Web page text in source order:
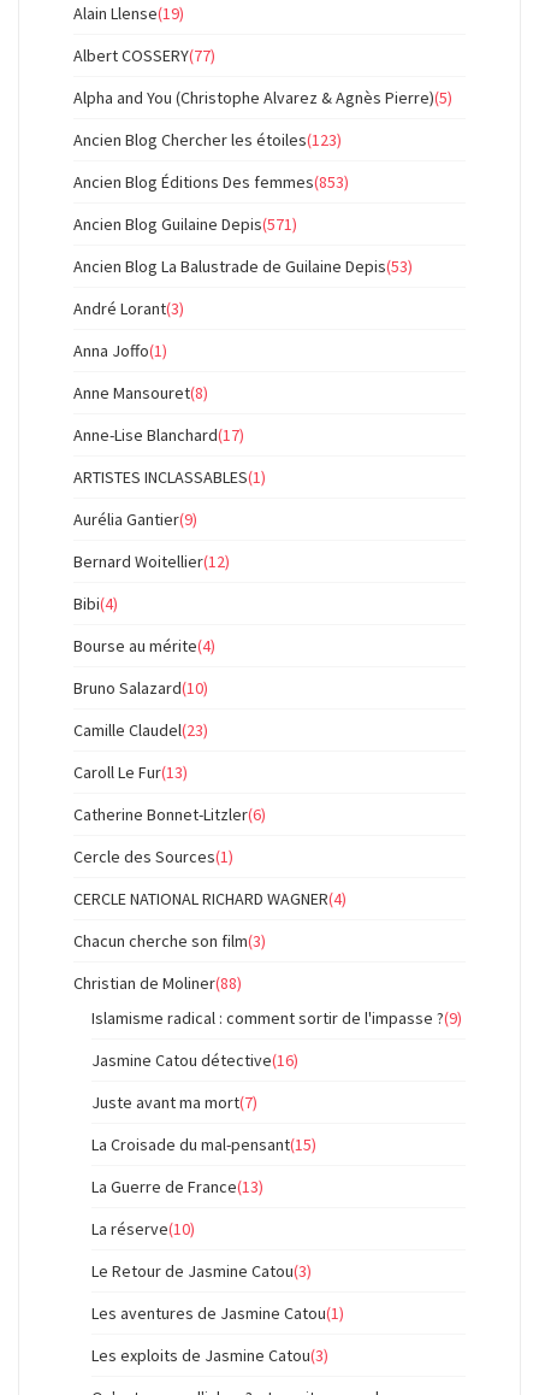
Alain Llense(19)
Albert COSSERY(77)
Alpha and You (Christophe Alvarez & Agnès Pierre)(5)
Ancien Blog Chercher les étoiles(123)
Ancien Blog Éditions Des femmes(853)
Ancien Blog Guilaine Depis(571)
Ancien Blog La Balustrade de Guilaine Depis(53)
André Lorant(3)
Anna Joffo(1)
Anne Mansouret(8)
Anne-Lise Blanchard(17)
ARTISTES INCLASSABLES(1)
Aurélia Gantier(9)
Bernard Woitellier(12)
Bibi(4)
Bourse au mérite(4)
Bruno Salazard(10)
Camille Claudel(23)
Caroll Le Fur(13)
Catherine Bonnet-Litzler(6)
Cercle des Sources(1)
CERCLE NATIONAL RICHARD WAGNER(4)
Chacun cherche son film(3)
Christian de Moliner(88)
Islamisme radical : comment sortir de l'impasse ?(9)
Jasmine Catou détective(16)
Juste avant ma mort(7)
La Croisade du mal-pensant(15)
La Guerre de France(13)
La réserve(10)
Le Retour de Jasmine Catou(3)
Les aventures de Jasmine Catou(1)
Les exploits de Jasmine Catou(3)